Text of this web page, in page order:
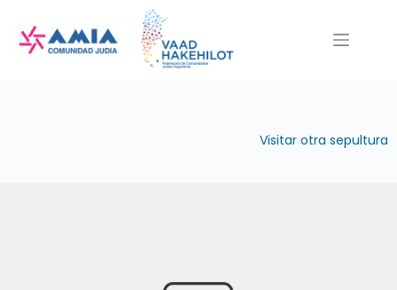
contenido
Visitar otra sepultura